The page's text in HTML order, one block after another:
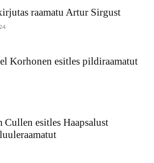
raamatu Artur Sirgust
Korhonen esitles pildiraamatut
Cullen esitles Haapsalust